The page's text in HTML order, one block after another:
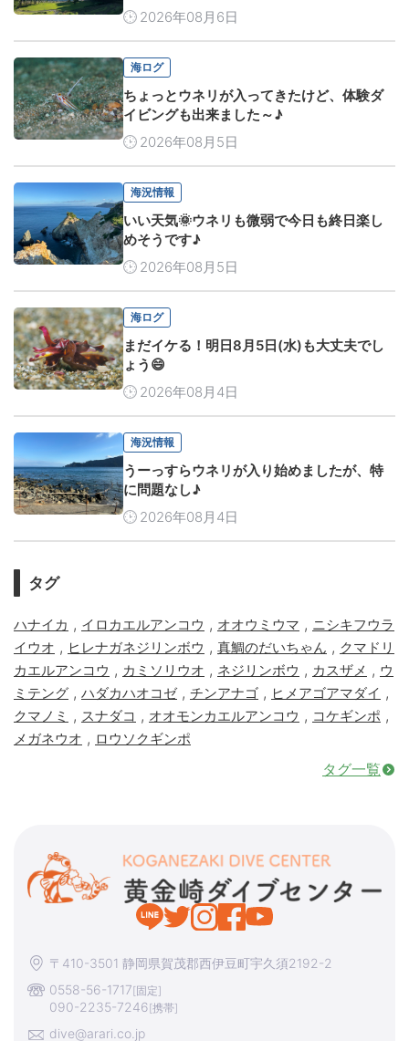
2026年08月6日
海ログ
ちょっとウネリが入ってきたけど、体験ダ
イビングも出来ました～♪
2026年08月5日
海況情報
いい天気🌞ウネリも微弱で今日も終日楽し
めそうです♪
2026年08月5日
海ログ
まだイケる！明日8月5日(水)も大丈夫でし
ょう😄
2026年08月4日
海況情報
うーっすらウネリが入り始めましたが、特
に問題なし♪
2026年08月4日
タグ
ハナイカ , イロカエルアンコウ , オオウミウマ , ニシキフウラ
イウオ , ヒレナガネジリンボウ , 真鯛のだいちゃん , クマドリ
カエルアンコウ , カミソリウオ , ネジリンボウ , カスザメ , ウ
ミテング , ハダカハオコゼ, チンアナゴ , ヒメアゴアマダイ ,
クマノミ , スナダコ , オオモンカエルアンコウ , コケギンポ ,
メガネウオ , ロウソクギンポ
タグ一覧
〒410-3501 静岡県賀茂郡西伊豆町宇久須2192-2
0558-56-1717[固定]
090-2235-7246[携帯]
dive@arari.co.jp